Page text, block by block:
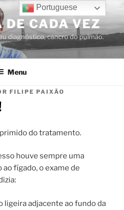
DE CADA VEZ
diagnóstico, cancro do pulmão.
Menu
FILIPE PAIXÃO
do tratamento.
houve sempre uma
fígado, o exame de
ligeira adjacente ao fundo da
Portuguese